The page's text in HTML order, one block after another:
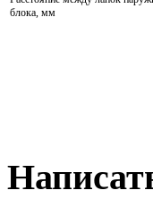
блока, мм